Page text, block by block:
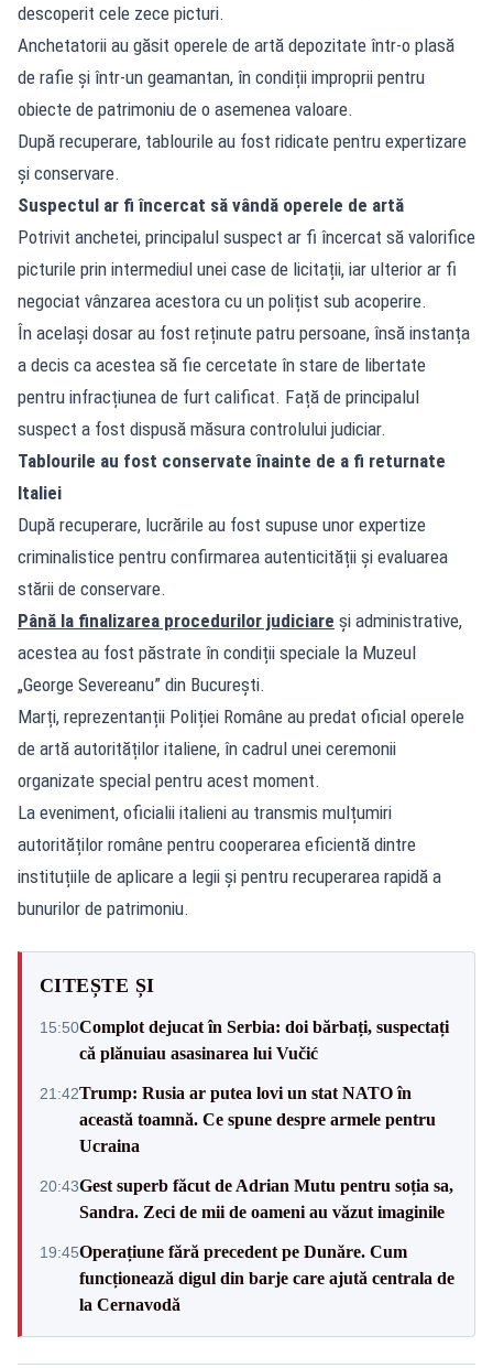
descoperit cele zece picturi.
Anchetatorii au găsit operele de artă depozitate într-o plasă
de rafie și într-un geamantan, în condiții improprii pentru
obiecte de patrimoniu de o asemenea valoare.
După recuperare, tablourile au fost ridicate pentru expertizare
și conservare.
Suspectul ar fi încercat să vândă operele de artă
Potrivit anchetei, principalul suspect ar fi încercat să valorifice
picturile prin intermediul unei case de licitații, iar ulterior ar fi
negociat vânzarea acestora cu un polițist sub acoperire.
În același dosar au fost reținute patru persoane, însă instanța
a decis ca acestea să fie cercetate în stare de libertate
pentru infracțiunea de furt calificat. Față de principalul
suspect a fost dispusă măsura controlului judiciar.
Tablourile au fost conservate înainte de a fi returnate
Italiei
După recuperare, lucrările au fost supuse unor expertize
criminalistice pentru confirmarea autenticității și evaluarea
stării de conservare.
Până la finalizarea procedurilor judiciare și administrative,
acestea au fost păstrate în condiții speciale la Muzeul
„George Severeanu” din București.
Marți, reprezentanții Poliției Române au predat oficial operele
de artă autorităților italiene, în cadrul unei ceremonii
organizate special pentru acest moment.
La eveniment, oficialii italieni au transmis mulțumiri
autorităților române pentru cooperarea eficientă dintre
instituțiile de aplicare a legii și pentru recuperarea rapidă a
bunurilor de patrimoniu.
CITEȘTE ȘI
15:50Complot dejucat în Serbia: doi bărbați, suspectați
că plănuiau asasinarea lui Vučić
21:42Trump: Rusia ar putea lovi un stat NATO în
această toamnă. Ce spune despre armele pentru
Ucraina
20:43Gest superb făcut de Adrian Mutu pentru soția sa,
Sandra. Zeci de mii de oameni au văzut imaginile
19:45Operațiune fără precedent pe Dunăre. Cum
funcționează digul din barje care ajută centrala de
la Cernavodă